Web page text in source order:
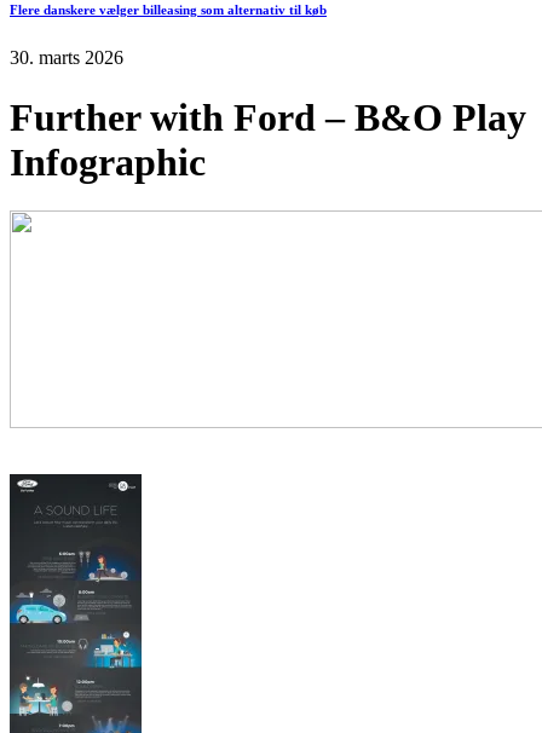
Flere danskere vælger billeasing som alternativ til køb
30. marts 2026
Further with Ford – B&O Play
Infographic